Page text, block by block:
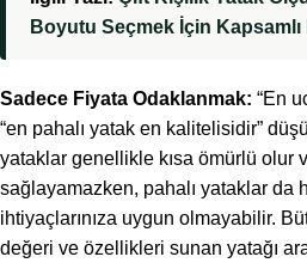
Boyutu Seçmek İçin Kapsamlı
Sadece Fiyata Odaklanmak: “En
“en pahalı yatak en kalitelisidir”
yataklar genellikle kısa ömürlü olur
sağlayamazken, pahalı yataklar da
ihtiyaçlarınıza uygun olmayabilir.
değeri ve özellikleri sunan yatağı